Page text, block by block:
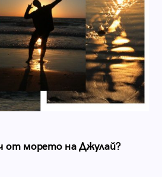
от морето на Джулай?